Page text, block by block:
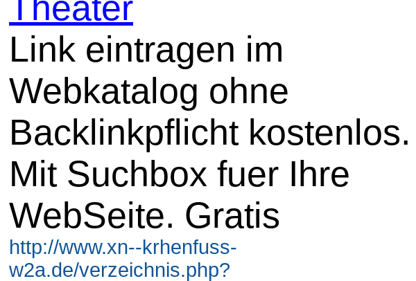
Link eintragen im
Webkatalog ohne
Backlinkpflicht kostenlos.
Mit Suchbox fuer Ihre
WebSeite. Gratis
http://www.xn--krhenfuss-
w2a.de/verzeichnis.php?